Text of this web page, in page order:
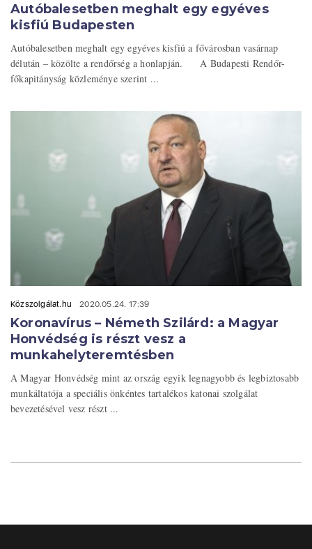
Autóbalesetben meghalt egy egyéves
kisfiú Budapesten
Autóbalesetben meghalt egy egyéves kisfiú a fővárosban vasárnap
délután – közölte a rendőrség a honlapján. A Budapesti Rendőr-
főkapitányság közleménye szerint ...
Közszolgálat.hu 2020.05.24. 17:39
Koronavírus – Németh Szilárd: a Magyar
Honvédség is részt vesz a
munkahelyteremtésben
A Magyar Honvédség mint az ország egyik legnagyobb és legbiztosabb
munkáltatója a speciális önkéntes tartalékos katonai szolgálat
bevezetésével vesz részt ...